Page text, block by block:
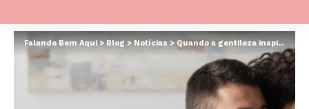
Falando Bem Aqui>Blog > Notícias>Quando a gentileza inspira e promove bem-estar físico e mental